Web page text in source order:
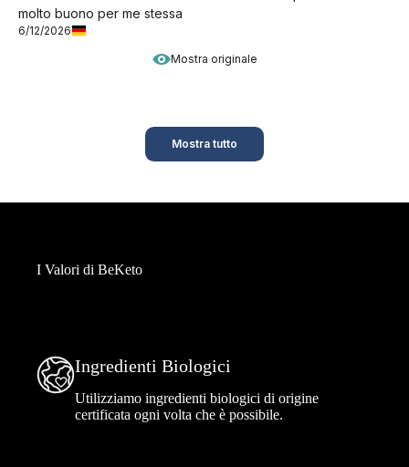
Mostra originale
molto buono per me stessa
6/12/2026
Mostra tutto
I Valori di BeKeto
Ingredienti Biologici
Utilizziamo ingredienti biologici di origine
certificata ogni volta che è possibile.